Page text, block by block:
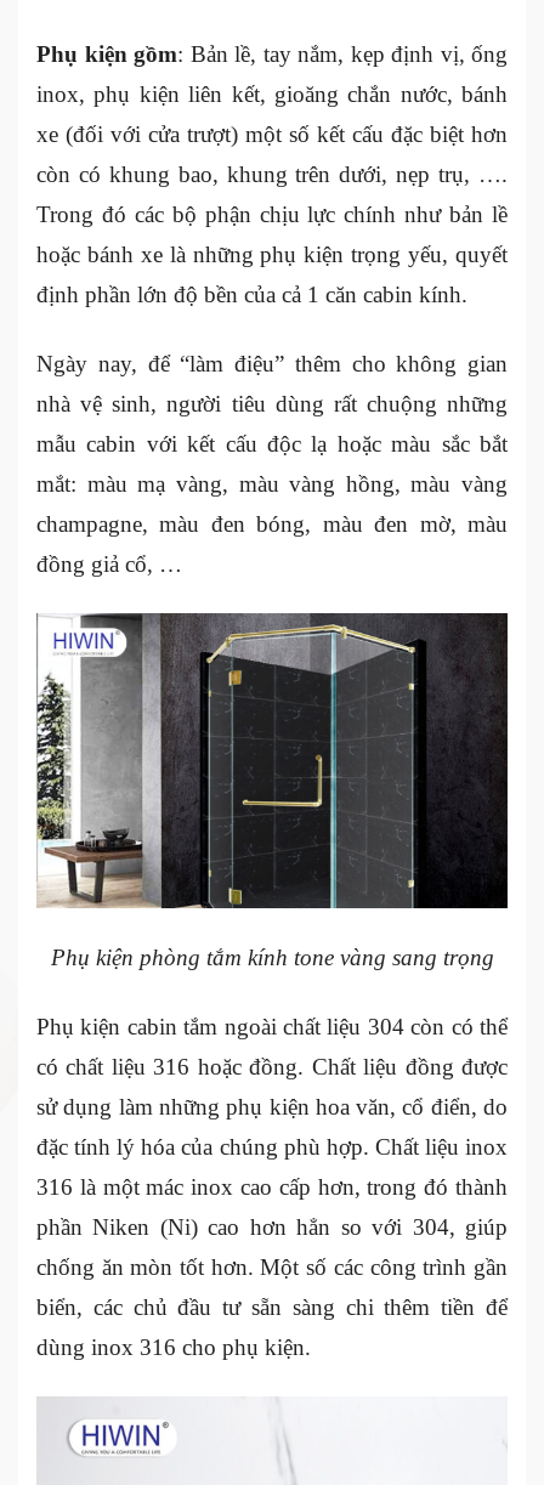
Phụ kiện gồm: Bản lề, tay nắm, kẹp định vị, ống
inox, phụ kiện liên kết, gioăng chắn nước, bánh
xe (đối với cửa trượt) một số kết cấu đặc biệt hơn
còn có khung bao, khung trên dưới, nẹp trụ, ….
Trong đó các bộ phận chịu lực chính như bản lề
hoặc bánh xe là những phụ kiện trọng yếu, quyết
định phần lớn độ bền của cả 1 căn cabin kính.
Ngày nay, để “làm điệu” thêm cho không gian
nhà vệ sinh, người tiêu dùng rất chuộng những
mẫu cabin với kết cấu độc lạ hoặc màu sắc bắt
mắt: màu mạ vàng, màu vàng hồng, màu vàng
champagne, màu đen bóng, màu đen mờ, màu
đồng giả cổ, …
Phụ kiện phòng tắm kính tone vàng sang trọng
Phụ kiện cabin tắm ngoài chất liệu 304 còn có thể
có chất liệu 316 hoặc đồng. Chất liệu đồng được
sử dụng làm những phụ kiện hoa văn, cổ điển, do
đặc tính lý hóa của chúng phù hợp. Chất liệu inox
316 là một mác inox cao cấp hơn, trong đó thành
phần Niken (Ni) cao hơn hẳn so với 304, giúp
chống ăn mòn tốt hơn. Một số các công trình gần
biển, các chủ đầu tư sẵn sàng chi thêm tiền để
dùng inox 316 cho phụ kiện.